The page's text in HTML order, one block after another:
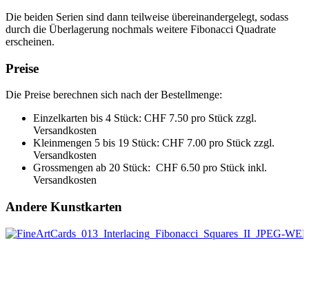
Die beiden Serien sind dann teilweise übereinandergelegt, sodass
durch die Überlagerung nochmals weitere Fibonacci Quadrate
erscheinen.
Preise
Die Preise berechnen sich nach der Bestellmenge:
Einzelkarten bis 4 Stück: CHF 7.50 pro Stück zzgl.
Versandkosten
Kleinmengen 5 bis 19 Stück: CHF 7.00 pro Stück zzgl.
Versandkosten
Grossmengen ab 20 Stück: CHF 6.50 pro Stück inkl.
Versandkosten
Andere Kunstkarten